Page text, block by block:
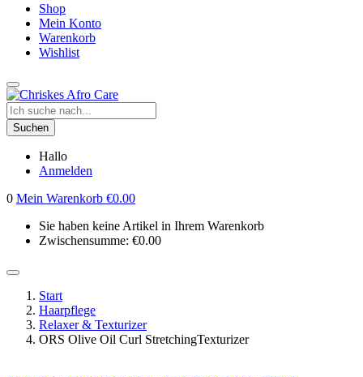
Shop
Mein Konto
Warenkorb
Wishlist
Suchen
Hallo
Anmelden
0 Mein Warenkorb €0.00
Sie haben keine Artikel in Ihrem Warenkorb
Zwischensumme: €0.00
Start
Haarpflege
Relaxer & Texturizer
ORS Olive Oil Curl StretchingTexturizer